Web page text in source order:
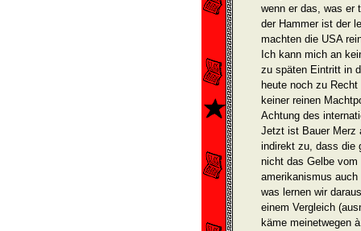
wenn er das, was er
der Hammer ist der
machten die USA
Ich kann mich an
zu späten Eintritt in
heute noch zu
keiner reinen
Achtung des
Jetzt ist Bauer Merz
indirekt zu, dass die
nicht das Gelbe
amerikanismus auch
was lernen wir
einem Vergleich
käme meinetwegen